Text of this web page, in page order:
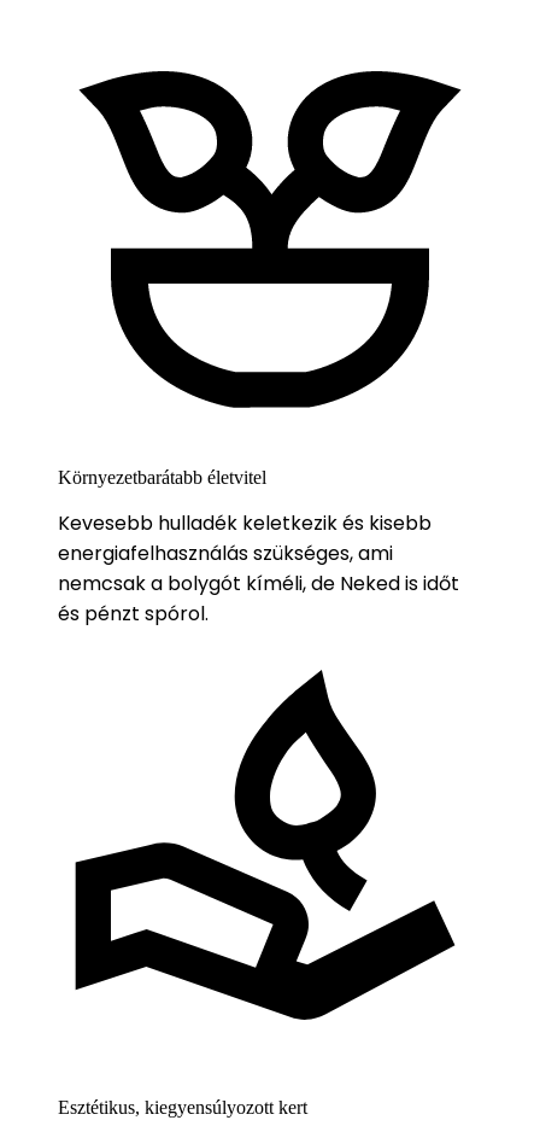
Környezetbarátabb életvitel
Kevesebb hulladék keletkezik és kisebb
energiafelhasználás szükséges, ami
nemcsak a bolygót kíméli, de Neked is időt
és pénzt spórol.
Esztétikus, kiegyensúlyozott kert